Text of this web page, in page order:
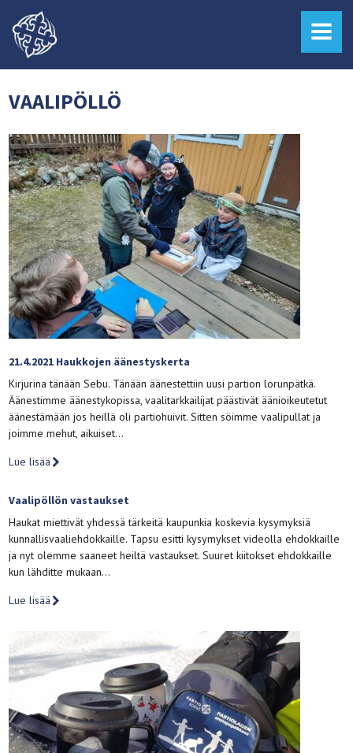
MENU
VAALIPÖLLÖ
21.4.2021 Haukkojen äänestyskerta
Kirjurina tänään Sebu. Tänään äänestettiin uusi partion lorunpätkä.
Äänestimme äänestykopissa, vaalitarkkailijat päästivät äänioikeutetut
äänestämään jos heillä oli partiohuivit. Sitten söimme vaalipullat ja
joimme mehut, aikuiset…
Lue lisää
Vaalipöllön vastaukset
Haukat miettivät yhdessä tärkeitä kaupunkia koskevia kysymyksiä
kunnallisvaaliehdokkaille. Tapsu esitti kysymykset videolla ehdokkaille
ja nyt olemme saaneet heiltä vastaukset. Suuret kiitokset ehdokkaille
kun lähditte mukaan…
Lue lisää